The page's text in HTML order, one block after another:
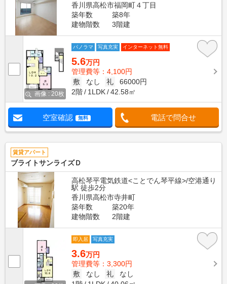
香川県高松市福岡町４丁目
築年数
築8年
建物階数
3階建
画像 : 20枚
パノラマ 写真充実 インターネット無料
5.6万円
管理費等：4,100円
敷
なし 礼
66000円
2階
1LDK 42.58㎡
空室確認 無料 電話で問合せ
賃貸アパート
ブライトサンライズＤ
高松琴平電気鉄道<ことでん琴平線>/空港通り
駅 徒歩2分
香川県高松市寺井町
築年数
築20年
建物階数
2階建
即入居 写真充実
3.6万円
管理費等：3,300円
敷
なし 礼
なし